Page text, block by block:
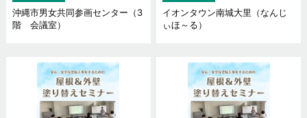
沖縄市男女共同参画センター（3
階 会議室）
イオンタウン南城大里（なんじ
ぃほ～る）